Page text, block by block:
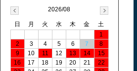
2026/08
日 月 火 水 木 金
土
1
2
3 4 5 6 7
8
9
10 11 12 13 14
15
16
17 18 19 20 21
22